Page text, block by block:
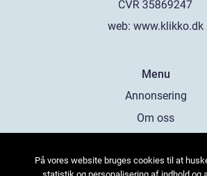
web: www.klikko.dk
Menu
Annonsering
Om oss
Kontakta oss
På vores website bruges cookies til at